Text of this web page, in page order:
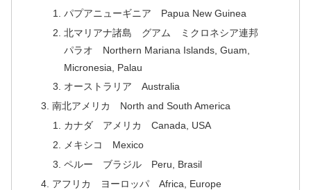
パプアニューギニア Papua New Guinea
北マリアナ諸島 グアム ミクロネシア連邦
パラオ Northern Mariana Islands, Guam,
Micronesia, Palau
オーストラリア Australia
南北アメリカ North and South America
カナダ アメリカ Canada, USA
メキシコ Mexico
ペルー ブラジル Peru, Brasil
アフリカ ヨーロッパ Africa, Europe